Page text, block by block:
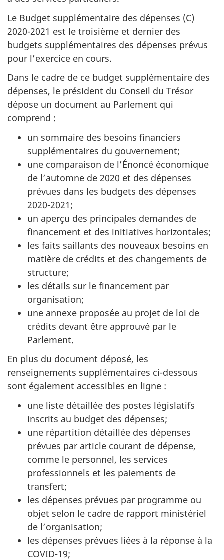
Le Budget supplémentaire des dépenses (C)
2020-2021 est le troisième et dernier des
budgets supplémentaires des dépenses prévus
pour l’exercice en cours.
Dans le cadre de ce budget supplémentaire des
dépenses, le président du Conseil du Trésor
dépose un document au Parlement qui
comprend :
un sommaire des besoins financiers
supplémentaires du gouvernement;
une comparaison de l’Énoncé économique
de l’automne de 2020 et des dépenses
prévues dans les budgets des dépenses
2020-2021;
un aperçu des principales demandes de
financement et des initiatives horizontales;
les faits saillants des nouveaux besoins en
matière de crédits et des changements de
structure;
les détails sur le financement par
organisation;
une annexe proposée au projet de loi de
crédits devant être approuvé par le
Parlement.
En plus du document déposé, les
renseignements supplémentaires ci-dessous
sont également accessibles en ligne :
une liste détaillée des postes législatifs
inscrits au budget des dépenses;
une répartition détaillée des dépenses
prévues par article courant de dépense,
comme le personnel, les services
professionnels et les paiements de
transfert;
les dépenses prévues par programme ou
objet selon le cadre de rapport ministériel
de l’organisation;
les dépenses prévues liées à la réponse à la
COVID-19;